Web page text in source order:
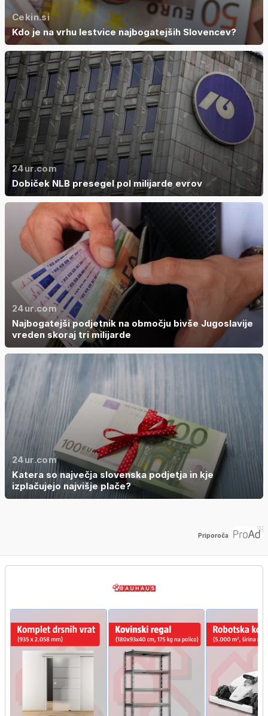
Cekin.si
Kdo je na vrhu lestvice najbogatejših Slovencev?
24ur.com
Dobiček NLB presegel pol milijarde evrov
24ur.com
Najbogatejši podjetnik na območju bivše Jugoslavije
vreden skoraj tri milijarde
24ur.com
Katera so največja slovenska podjetja in kje
izplačujejo najvišje plače?
Priporoča